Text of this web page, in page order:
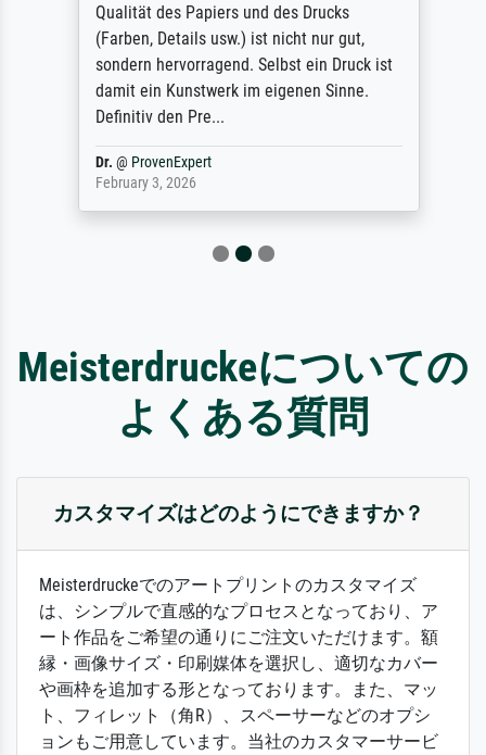
Qualität des Papiers und des Drucks
(Farben, Details usw.) ist nicht nur gut,
sondern hervorragend. Selbst ein Druck ist
damit ein Kunstwerk im eigenen Sinne.
Definitiv den Pre...
Dr.@ProvenExpert
February 3, 2026
Meisterdruckeについての
よくある質問
カスタマイズはどのようにできますか？
Meisterdruckeでのアートプリントのカスタマイズ
は、シンプルで直感的なプロセスとなっており、ア
ート作品をご希望の通りにご注文いただけます。額
縁・画像サイズ・印刷媒体を選択し、適切なカバー
や画枠を追加する形となっております。また、マッ
ト、フィレット（角R）、スペーサーなどのオプシ
ョンもご用意しています。当社のカスタマーサービ